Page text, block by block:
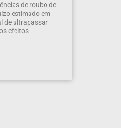
de roubo de
estimado em
de ultrapassar
efeitos